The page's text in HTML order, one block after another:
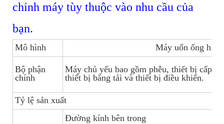
chỉnh máy tùy thuộc vào nhu cầu của
bạn.
Mô hình Máy uốn ống hút
Bộ phận
chính
Máy chủ yếu bao gồm phễu, thiết bị cấp
thiết bị băng tải và thiết bị điều khiển.
Tỷ lệ sản xuất
Đường kính bên trong